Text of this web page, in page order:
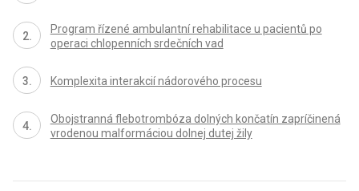
Program řízené ambulantní rehabilitace u pacientů po
operaci chlopenních srdečních vad
Komplexita interakcií nádorového procesu
Obojstranná flebotrombóza dolných končatín zapríčinená
vrodenou malformáciou dolnej dutej žily